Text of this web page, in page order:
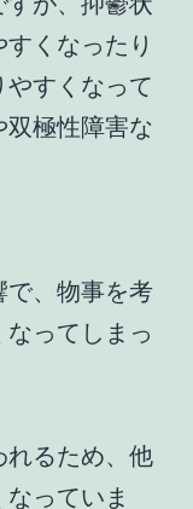
くなったり
やすくなって
極性障害な
で、物事を考
ってしまっ
れるため、他
っていま